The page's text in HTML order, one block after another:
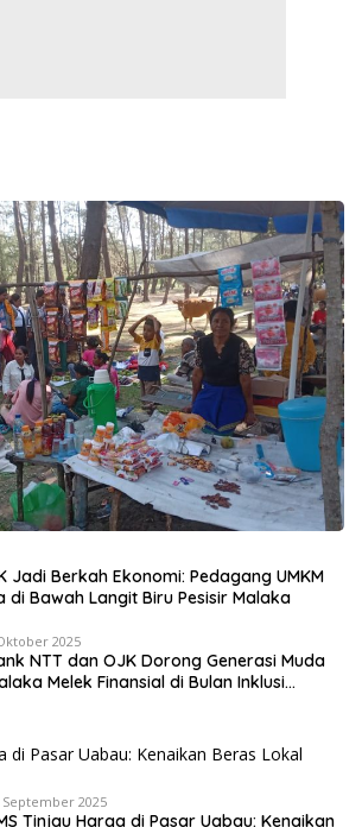
Jadi Berkah Ekonomi: Pedagang UMKM
di Bawah Langit Biru Pesisir Malaka
2025
NTT dan OJK Dorong Generasi Muda
Melek Finansial di Bulan Inklusi
September 2025
Tinjau Harga di Pasar Uabau: Kenaikan